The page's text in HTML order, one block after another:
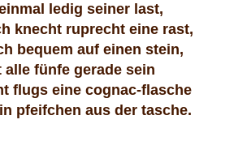
ledig seiner last,
knecht ruprecht eine rast,
bequem auf einen stein,
alle fünfe gerade sein
flugs eine cognac-flasche
pfeifchen aus der tasche.